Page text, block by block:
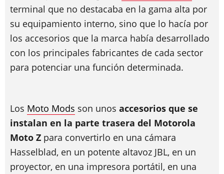
terminal que no destacaba en la gama alta por
su equipamiento interno, sino que lo hacía por
los accesorios que la marca había desarrollado
con los principales fabricantes de cada sector
para potenciar una función determinada.
Los Moto Mods son unos accesorios que se
instalan en la parte trasera del Motorola
Moto Z para convertirlo en una cámara
Hasselblad, en un potente altavoz JBL, en un
proyector, en una impresora portátil, en una